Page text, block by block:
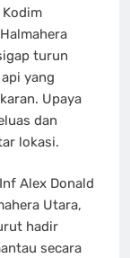
turun
yang
Upaya
dan
lokasi.
Alex Donald
Utara,
hadir
secara